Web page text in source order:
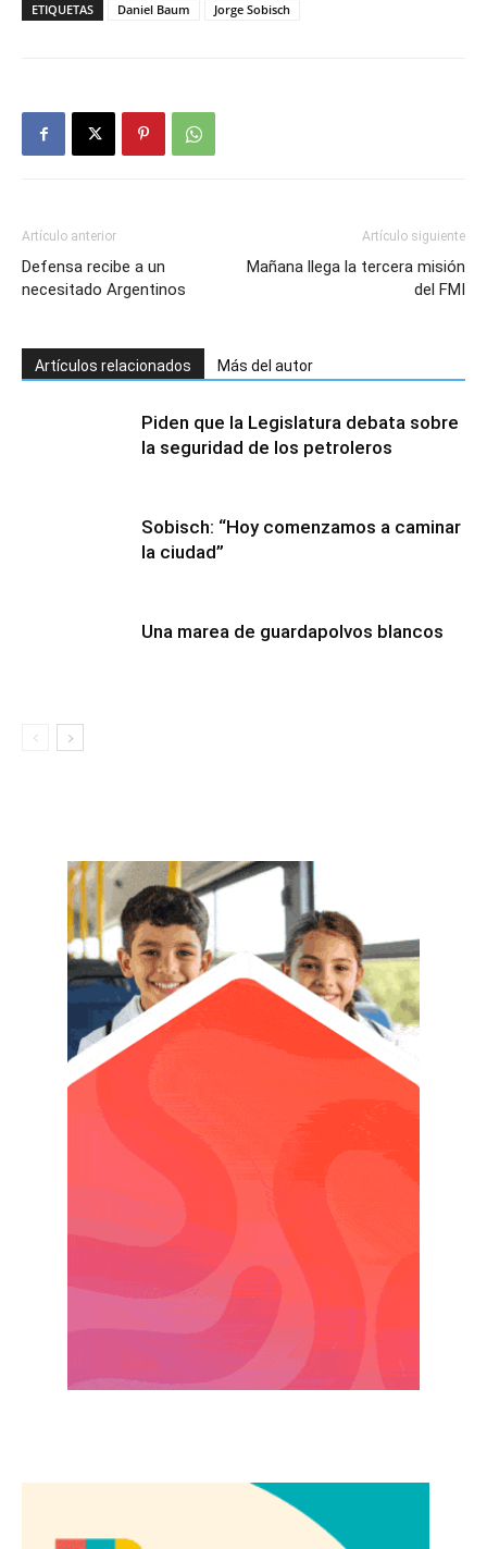
ETIQUETAS Daniel Baum Jorge Sobisch
Artículo anterior
Defensa recibe a un
necesitado Argentinos
Artículo siguiente
Mañana llega la tercera misión
del FMI
Artículos relacionados Más del autor
Piden que la Legislatura debata sobre
la seguridad de los petroleros
Sobisch: “Hoy comenzamos a caminar
la ciudad”
Una marea de guardapolvos blancos